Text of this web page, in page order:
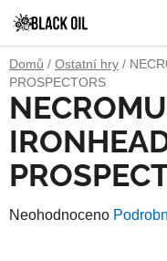
na
obsah
Domů / Ostatní hry /
PROSPECTORS
Průměrné
Neohodnoceno